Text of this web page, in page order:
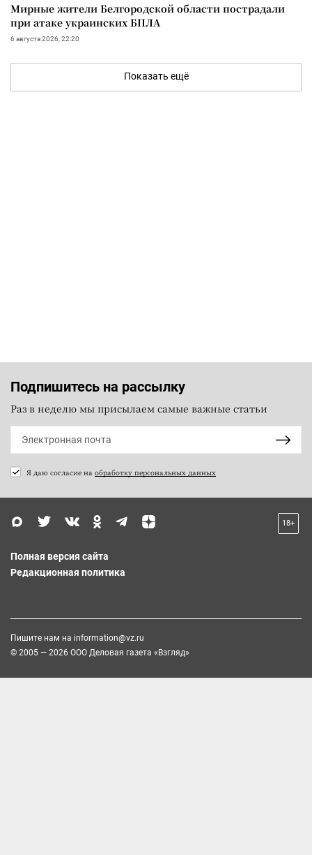
Мирные жители Белгородской области пострадали
при атаке украинских БПЛА
6 августа 2026, 22:20
Показать ещё
Подпишитесь на рассылку
Раз в неделю мы присылаем самые важные статьи
Я даю согласие на обработку персональных данных
18+
Полная версия сайта
Редакционная политика
Пишите нам на information@vz.ru
© 2005 — 2026 ООО Деловая газета «Взгляд»